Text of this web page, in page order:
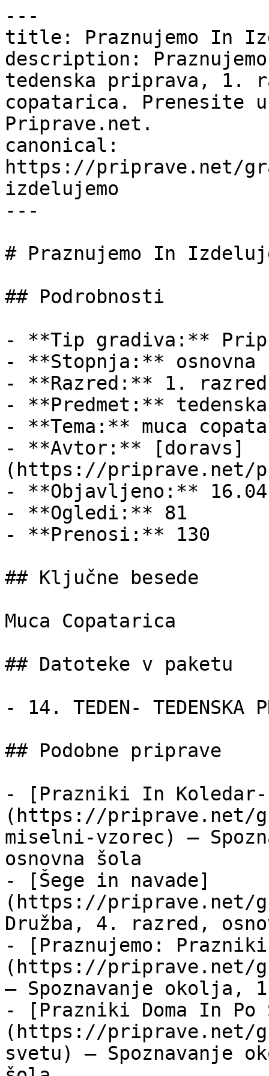
---
title: Praznujemo In
description:
tedenska priprava, 1.
copatarica. Prenesite
Priprave.net.
canonical:
https://priprave.net/
izdelujemo
---
# Praznujemo In
## Podrobnosti
- **Tip gradiva:**
- **Stopnja:** osnovna
- **Razred:** 1. razred
- **Predmet:**
- **Tema:** muca
- **Avtor:** [doravs]
(https://priprave.net/
- **Objavljeno:**
- **Ogledi:** 81
- **Prenosi:** 130
## Ključne besede
Muca Copatarica
## Datoteke v paketu
- 14. TEDEN-
## Podobne priprave
- [Prazniki In
(https://priprave.net/
miselni-vzorec) —
osnovna šola
- [Šege in navade]
(https://priprave.net/
Družba, 4. razred,
- [Praznujemo:
(https://priprave.net/
— Spoznavanje okolja,
- [Prazniki Doma In Po
(https://priprave.net/
svetu) — Spoznavanje